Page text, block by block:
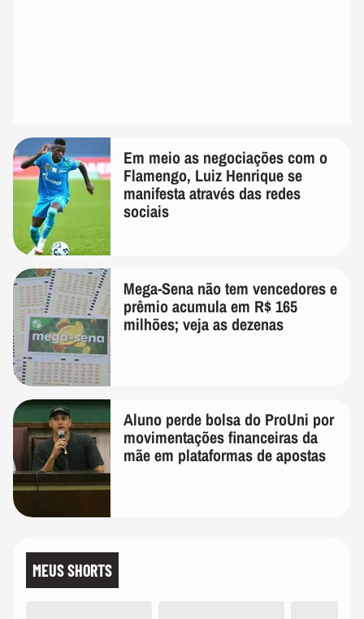
Em meio as negociações com o
Flamengo, Luiz Henrique se
manifesta através das redes
sociais
Mega-Sena não tem vencedores e
prêmio acumula em R$ 165
milhões; veja as dezenas
Aluno perde bolsa do ProUni por
movimentações financeiras da
mãe em plataformas de apostas
MEUS SHORTS